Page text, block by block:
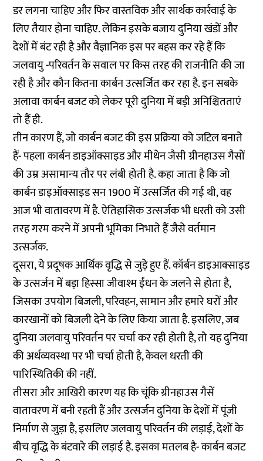
डर लगना चाहिए और फिर वास्तविक और सार्थक कार्रवाई के
लिए तैयार होना चाहिए. लेकिन इसके बजाय दुनिया खंडों और
देशों में बंट रही है और वैज्ञानिक इस पर बहस कर रहे हैं कि
जलवायु -परिवर्तन के सवाल पर किस तरह की राजनीति की जा
रही है और कौन कितना कार्बन उत्सर्जित कर रहा है. इन सबके
अलावा कार्बन बजट को लेकर पूरी दुनिया में बड़ी अनिश्चितताएं
तो हैं ही.
तीन कारण हैं, जो कार्बन बजट की इस प्रक्रिया को जटिल बनाते
हैं- पहला कार्बन डाइऑक्साइड और मीथेन जैसी ग्रीनहाउस गैसों
की उम्र असामान्य तौर पर लंबी होती है. कहा जाता है कि जो
कार्बन डाइऑक्साइड सन 1900 में उत्सर्जित की गई थी, वह
आज भी वातावरण में है. ऐतिहासिक उत्सर्जक भी धरती को उसी
तरह गरम करने में अपनी भूमिका निभाते हैं जैसे वर्तमान
उत्सर्जक.
दूसरा, ये प्रदूषक आर्थिक वृद्धि से जुड़े हुए हैं. कॉर्बन डाइआक्साइड
के उत्सर्जन में बड़ा हिस्सा जीवाश्म ईंधन के जलने से होता है,
जिसका उपयोग बिजली, परिवहन, सामान और हमारे घरों और
कारखानों को बिजली देने के लिए किया जाता है. इसलिए, जब
दुनिया जलवायु परिवर्तन पर चर्चा कर रही होती है, तो यह दुनिया
की अर्थव्यवस्था पर भी चर्चा होती है, केवल धरती की
पारिस्थितिकी की नहीं.
तीसरा और आखिरी कारण यह कि चूंकि ग्रीनहाउस गैसें
वातावरण में बनी रहती हैं और उत्सर्जन दुनिया के देशों में पूंजी
निर्माण से जुड़ा है, इसलिए जलवायु परिवर्तन की लड़ाई, देशों के
बीच वृद्धि के बंटवारे की लड़ाई है. इसका मतलब है- कार्बन बजट